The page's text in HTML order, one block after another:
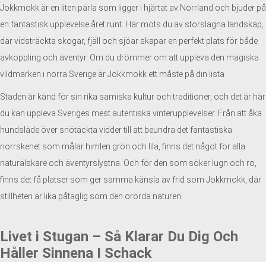
Jokkmokk är en liten pärla som ligger i hjärtat av Norrland och bjuder på
en fantastisk upplevelse året runt. Här möts du av storslagna landskap,
där vidsträckta skogar, fjäll och sjöar skapar en perfekt plats för både
avkoppling och äventyr. Om du drömmer om att uppleva den magiska
vildmarken i norra Sverige är Jokkmokk ett måste på din lista.
Staden är känd för sin rika samiska kultur och traditioner, och det är här
du kan uppleva Sveriges mest autentiska vinterupplevelser. Från att åka
hundsläde över snötäckta vidder till att beundra det fantastiska
norrskenet som målar himlen grön och lila, finns det något för alla
naturälskare och äventyrslystna. Och för den som söker lugn och ro,
finns det få platser som ger samma känsla av frid som Jokkmokk, där
stillheten är lika påtaglig som den orörda naturen.
Livet i Stugan – Så Klarar Du Dig Och
Håller Sinnena I Schack